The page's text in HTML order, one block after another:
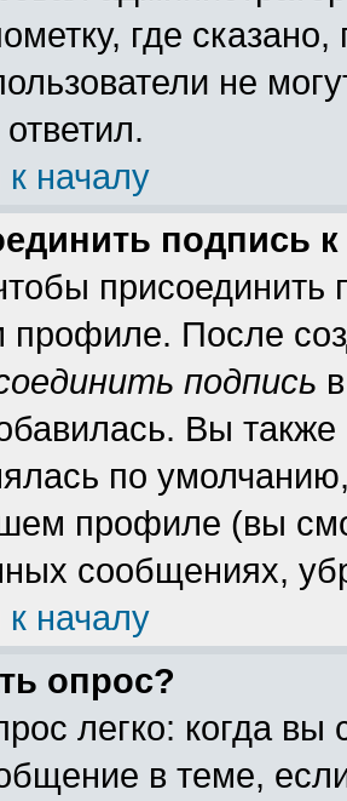
где
не
к началу
подпись
профиле. После
подпись
Вы
по
профиле (вы
сообщениях,
к началу
опрос?
легко: когда вы
в теме,